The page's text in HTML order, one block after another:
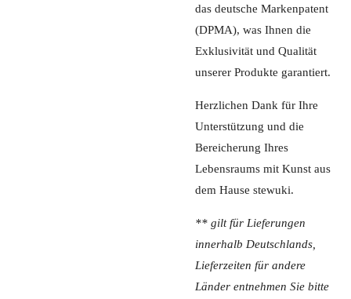
das deutsche Markenpatent
(DPMA), was Ihnen die
Exklusivität und Qualität
unserer Produkte garantiert.
Herzlichen Dank für Ihre
Unterstützung und die
Bereicherung Ihres
Lebensraums mit Kunst aus
dem Hause stewuki.
** gilt für Lieferungen
innerhalb Deutschlands,
Lieferzeiten für andere
Länder entnehmen Sie bitte